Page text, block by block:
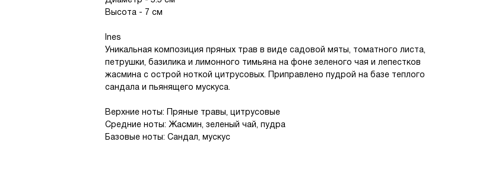
Высота - 7 см
Ines
Уникальная композиция пряных трав в виде садовой мяты, томатного листа,
петрушки, базилика и лимонного тимьяна на фоне зеленого чая и лепестков
жасмина с острой ноткой цитрусовых. Приправлено пудрой на базе теплого
сандала и пьянящего мускуса.
Верхние ноты: Пряные травы, цитрусовые
Средние ноты: Жасмин, зеленый чай, пудра
Базовые ноты: Сандал, мускус